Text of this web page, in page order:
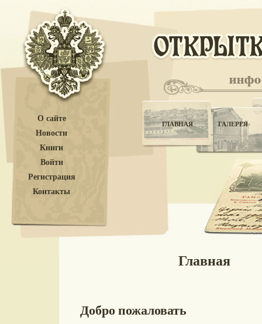
О сайте
Новости
Книги
Войти
Регистрация
Контакты
ГЛАВНАЯ ГАЛЕРЕЯ
Главная
Добро пожаловать